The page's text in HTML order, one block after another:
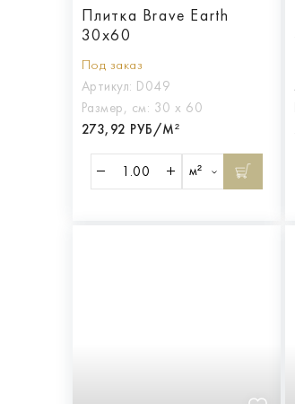
Плитка Brave Earth
30x60
Под заказ
Артикул: D049
Размер, см: 30 х 60
273,92 РУБ/М²
м²